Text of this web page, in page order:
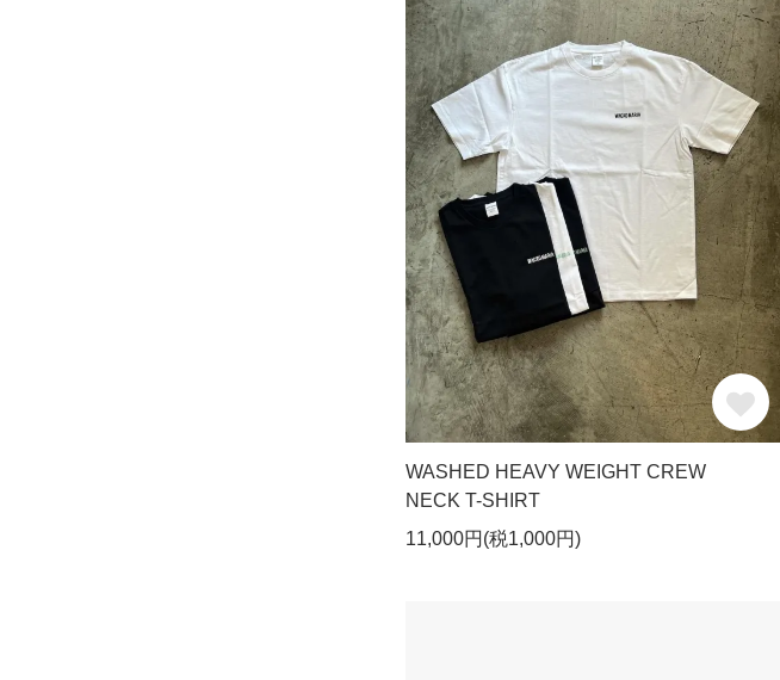
WASHED HEAVY WEIGHT CREW
NECK T-SHIRT
11,000円(税1,000円)